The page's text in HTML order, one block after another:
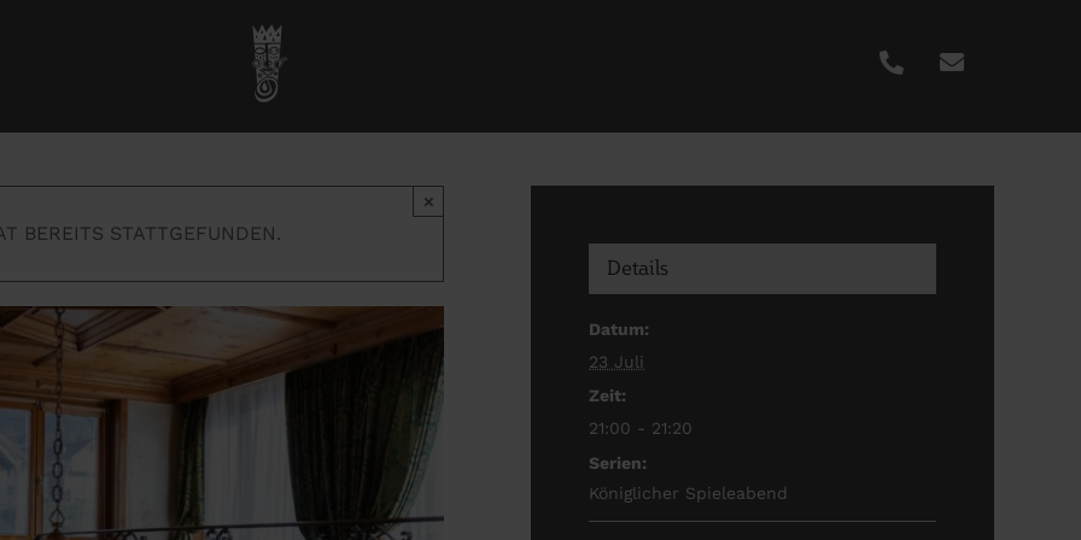
Veranstaltungen»
BEREITS STATTGEFUNDEN.
×
Details
Datum:
23 Juli
Zeit:
21:00 - 21:20
Serien:
Königlicher Spieleabend